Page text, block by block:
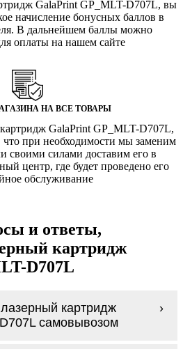
GalaPrint GP_MLT-D707L, вы
начисление бонусных баллов в
В дальнейшем баллы можно
оплаты на нашем сайте
НА ВСЕ ТОВАРЫ
GalaPrint GP_MLT-D707L,
при необходимости мы заменим
своими силами доставим его в
центр, где будет проведено его
обслуживание
и ответы,
картридж
D707L
картридж
самовывозом